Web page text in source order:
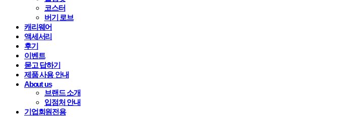
코스터
버기 로브
캐리웨어
액세서리
후기
이벤트
묻고 답하기
제품 사용 안내
About us
브랜드 소개
입점처 안내
기업회원전용